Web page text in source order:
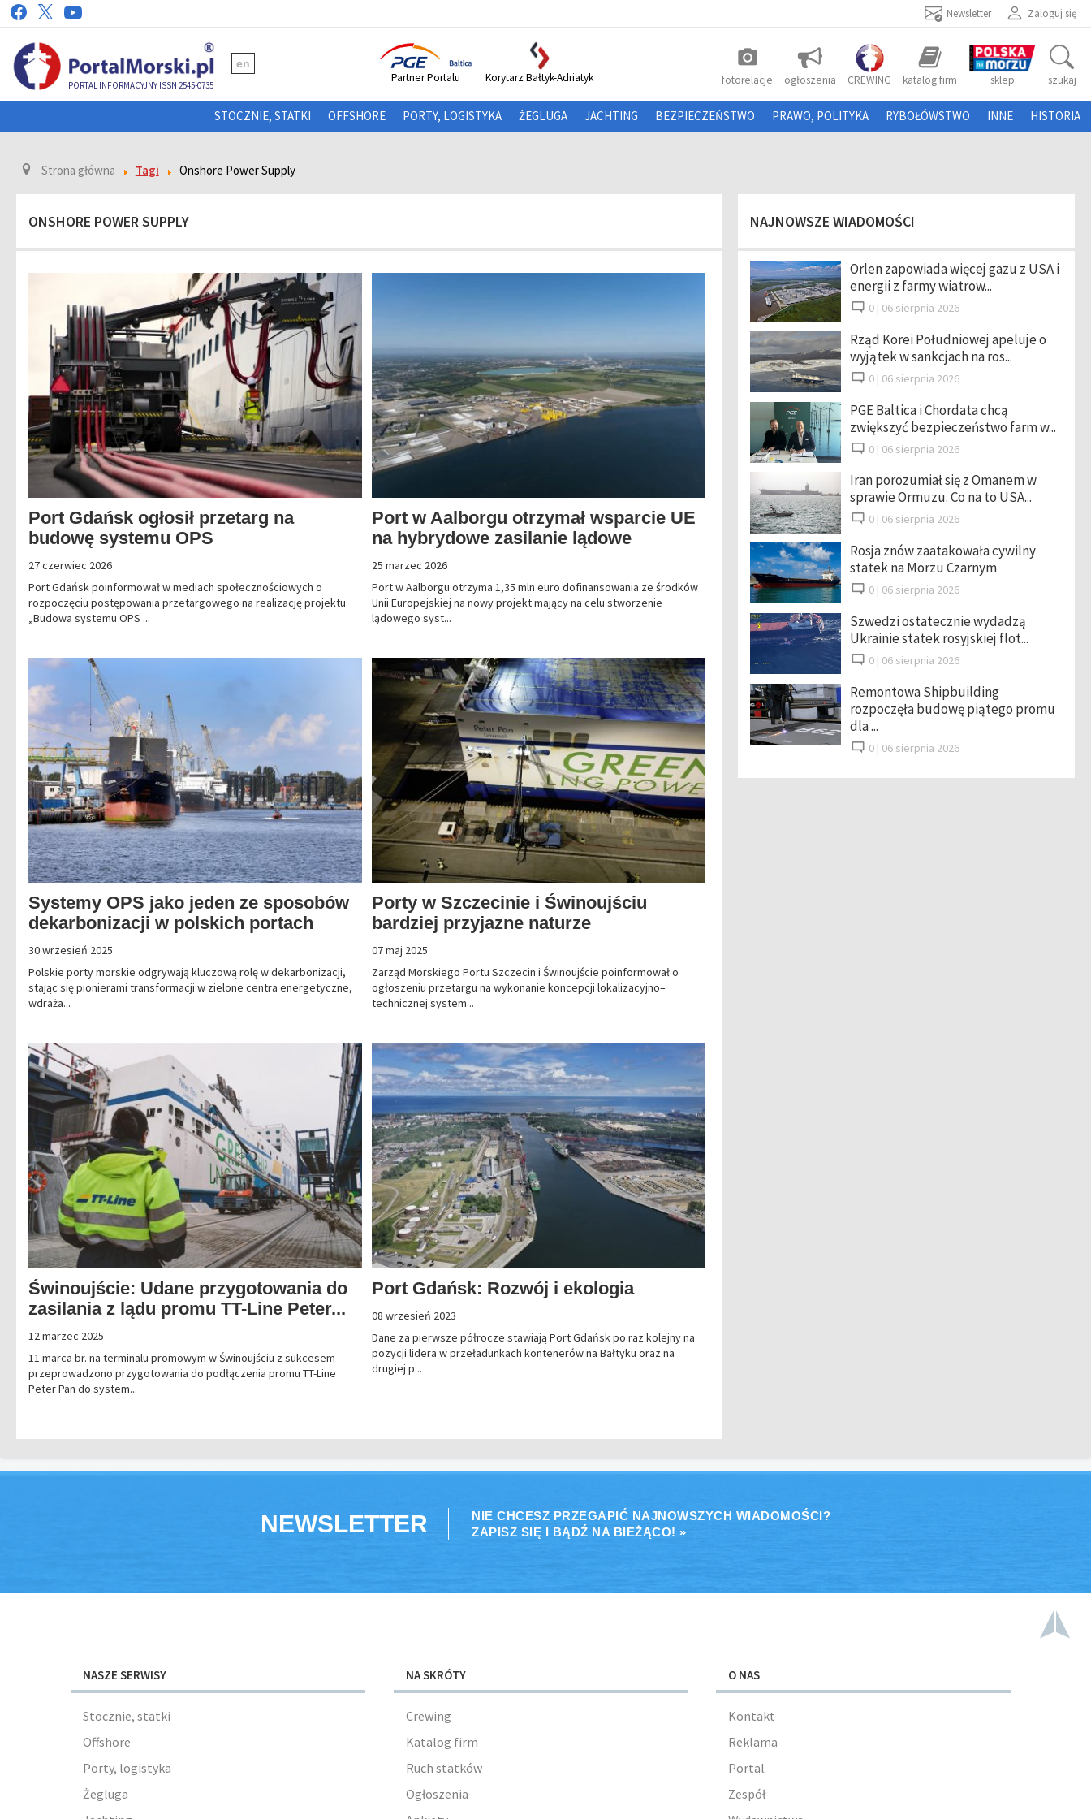
Zaloguj się
Newsletter
PORTAL INFORMACYJNY ISSN 2545-0735
en photo_camera
fotorelacje ogłoszenia CREWING katalog firm sklep szukaj
Partner Portalu Korytarz Bałtyk-Adriatyk
STOCZNIE, STATKI OFFSHORE PORTY, LOGISTYKA ŻEGLUGA JACHTING BEZPIECZEŃSTWO PRAWO, POLITYKA RYBOŁÓWSTWO INNE HISTORIA
Strona główna Tagi Onshore Power Supply
ONSHORE POWER SUPPLY
Port Gdańsk ogłosił przetarg na
budowę systemu OPS
27 czerwiec 2026
Port Gdańsk poinformował w mediach społecznościowych o
rozpoczęciu postępowania przetargowego na realizację projektu
„Budowa systemu OPS ...
Port w Aalborgu otrzymał wsparcie UE
na hybrydowe zasilanie lądowe
25 marzec 2026
Port w Aalborgu otrzyma 1,35 mln euro dofinansowania ze środków
Unii Europejskiej na nowy projekt mający na celu stworzenie
lądowego syst...
Systemy OPS jako jeden ze sposobów
dekarbonizacji w polskich portach
30 wrzesień 2025
Polskie porty morskie odgrywają kluczową rolę w dekarbonizacji,
stając się pionierami transformacji w zielone centra energetyczne,
wdraża...
Porty w Szczecinie i Świnoujściu
bardziej przyjazne naturze
07 maj 2025
Zarząd Morskiego Portu Szczecin i Świnoujście poinformował o
ogłoszeniu przetargu na wykonanie koncepcji lokalizacyjno–
technicznej system...
Świnoujście: Udane przygotowania do
zasilania z lądu promu TT-Line Peter...
12 marzec 2025
11 marca br. na terminalu promowym w Świnoujściu z sukcesem
przeprowadzono przygotowania do podłączenia promu TT-Line
Peter Pan do system...
Port Gdańsk: Rozwój i ekologia
08 wrzesień 2023
Dane za pierwsze półrocze stawiają Port Gdańsk po raz kolejny na
pozycji lidera w przeładunkach kontenerów na Bałtyku oraz na
drugiej p...
NAJNOWSZE WIADOMOŚCI
Orlen zapowiada więcej gazu z USA i
energii z farmy wiatrow...
0 | 06 sierpnia 2026
Rząd Korei Południowej apeluje o
wyjątek w sankcjach na ros...
0 | 06 sierpnia 2026
PGE Baltica i Chordata chcą
zwiększyć bezpieczeństwo farm w...
0 | 06 sierpnia 2026
Iran porozumiał się z Omanem w
sprawie Ormuzu. Co na to USA...
0 | 06 sierpnia 2026
Rosja znów zaatakowała cywilny
statek na Morzu Czarnym
0 | 06 sierpnia 2026
Szwedzi ostatecznie wydadzą
Ukrainie statek rosyjskiej flot...
0 | 06 sierpnia 2026
Remontowa Shipbuilding
rozpoczęła budowę piątego promu
dla ...
0 | 06 sierpnia 2026
NEWSLETTER
NIE CHCESZ PRZEGAPIĆ NAJNOWSZYCH WIADOMOŚCI?
ZAPISZ SIĘ I BĄDŹ NA BIEŻĄCO! »
NASZE SERWISY
Stocznie, statki
Offshore
Porty, logistyka
Żegluga
NA SKRÓTY
Crewing
Katalog firm
Ruch statków
Ogłoszenia
O NAS
Kontakt
Reklama
Portal
Zespół